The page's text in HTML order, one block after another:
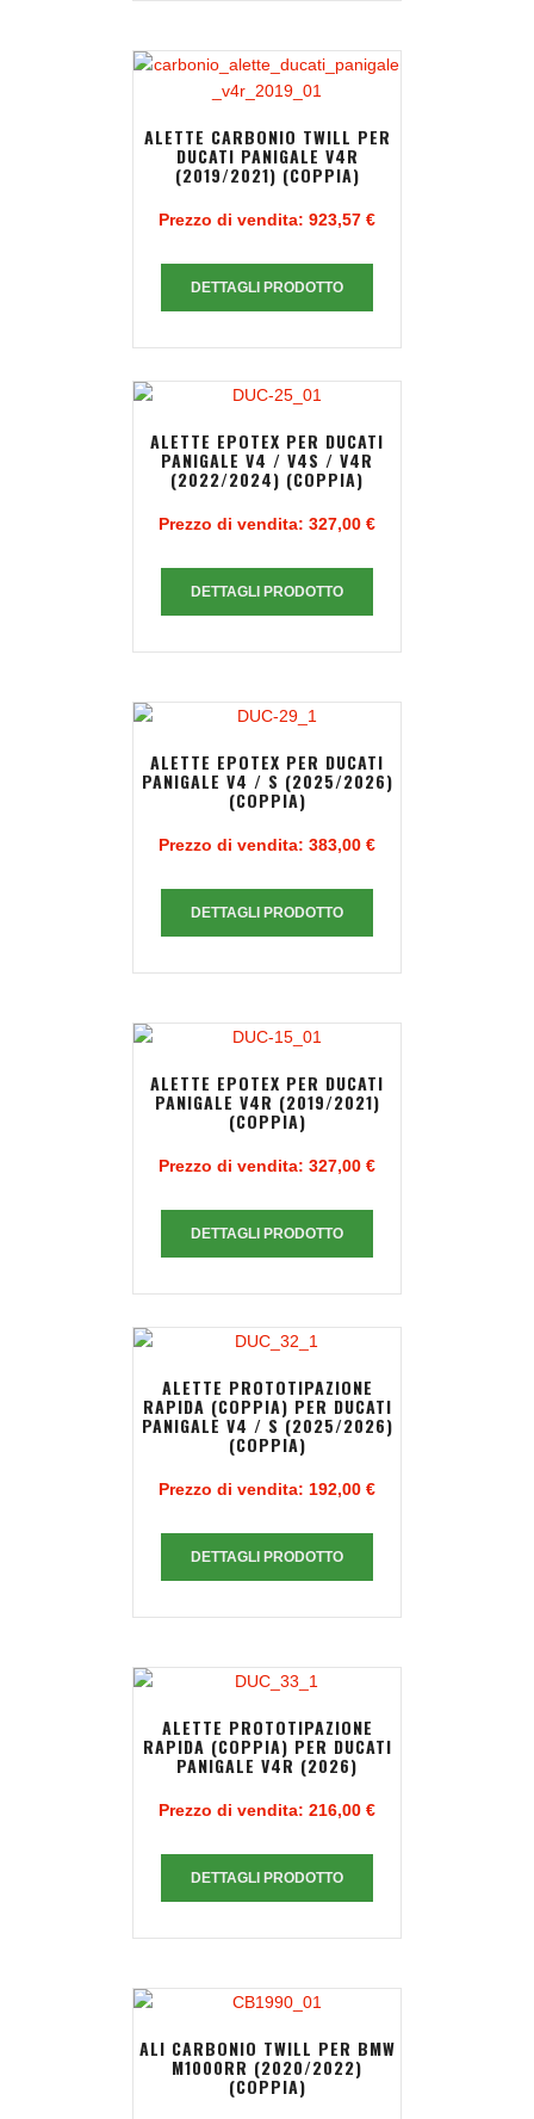
ALETTE CARBONIO TWILL PER
DUCATI PANIGALE V4R
(2019/2021) (COPPIA)
Prezzo di vendita: 923,57 €
DETTAGLI PRODOTTO
ALETTE EPOTEX PER DUCATI
PANIGALE V4 / V4S / V4R
(2022/2024) (COPPIA)
Prezzo di vendita: 327,00 €
DETTAGLI PRODOTTO
ALETTE EPOTEX PER DUCATI
PANIGALE V4 / S (2025/2026)
(COPPIA)
Prezzo di vendita: 383,00 €
DETTAGLI PRODOTTO
ALETTE EPOTEX PER DUCATI
PANIGALE V4R (2019/2021)
(COPPIA)
Prezzo di vendita: 327,00 €
DETTAGLI PRODOTTO
ALETTE PROTOTIPAZIONE
RAPIDA (COPPIA) PER DUCATI
PANIGALE V4 / S (2025/2026)
(COPPIA)
Prezzo di vendita: 192,00 €
DETTAGLI PRODOTTO
ALETTE PROTOTIPAZIONE
RAPIDA (COPPIA) PER DUCATI
PANIGALE V4R (2026)
Prezzo di vendita: 216,00 €
DETTAGLI PRODOTTO
ALI CARBONIO TWILL PER BMW
M1000RR (2020/2022)
(COPPIA)